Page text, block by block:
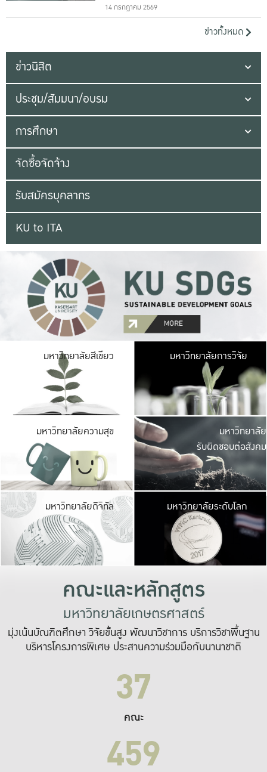
14 กรกฎาคม 2569
ข่าวทั้งหมด
ข่าวนิสิต
ประชุม/สัมมนา/อบรม
การศึกษา
จัดซื้อจัดจ้าง
รับสมัครบุคลากร
KU to ITA
มหาวิทยาลัยสีเขียว มหาวิ
มีพื้นที่เขียวสดใส
เป็นป่าในเมือง เกษต
มหาวิทยาลัยการวิจัย
มหาวิทยาลัยความสุข มหาวิ
ค
เปิดประ
และพบเรื่องราวใ
มหาวิทยาลัย
รับผิดชอบต่อสังคม
มหาวิทยาลัยดิจิทัล มหาวิ
เปลี่ยนแปลง แล
เพื่อทำง
ระบบสารสนเทศ
มหาวิทยาลัยระดับโลก
คณะและหลักสูตร
มหาวิทยาลัยเกษตรศาสตร์
มุ่งเน้นบัณฑิตศึกษา วิจัยขั้นสูง พัฒนาวิชาการ บริการวิชาพื้นฐาน
บริหารโครงการพิเศษ ประสานความร่วมมือกับนานาชาติ
37
คณะ
459